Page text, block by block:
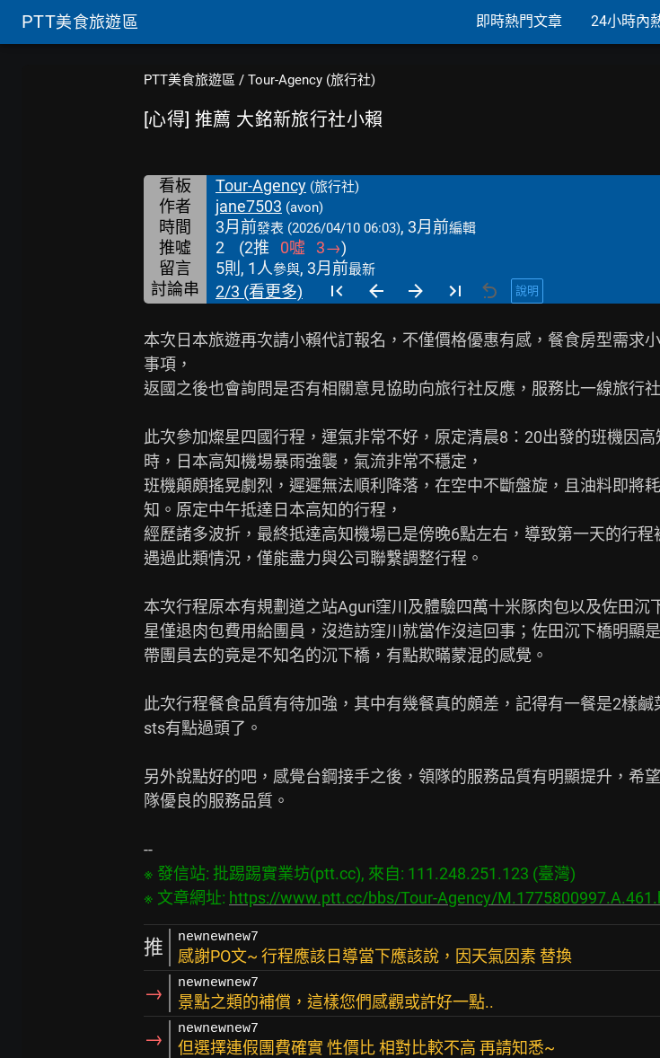
PTT美食旅遊區 即時熱門文章 24小時內
PTT美食旅遊區 / Tour-Agency (旅行社)
[心得] 推薦 大銘新旅行社小賴
看板 Tour-Agency (旅行社)
作者 jane7503 (avon)
時間 3月前發表 (2026/04/10 06:03), 3月前編輯
推噓 2 (2推 0噓 3→)
留言
5則, 1人參與, 3月前最新
討論串 2/3 (看更多) 說明
本次日本旅遊再次請小賴代訂報名，不僅價格優惠有感，餐食房型需求
事項，
返國之後也會詢問是否有相關意見協助向旅行社反應，服務比一線旅行
此次參加燦星四國行程，運氣非常不好，原定清晨8：20出發的班機因
時，日本高知機場暴雨強襲，氣流非常不穩定，
班機顛頗搖晃劇烈，遲遲無法順利降落，在空中不斷盤旋，且油料即將
知。原定中午抵達日本高知的行程，
經歷諸多波折，最終抵達高知機場已是傍晚6點左右，導致第一天的行
遇過此類情況，僅能盡力與公司聯繫調整行程。
本次行程原本有規劃道之站Aguri窪川及體驗四萬十米豚肉包以及佐田沉
星僅退肉包費用給團員，沒造訪窪川就當作沒這回事；佐田沉下橋明顯
帶團員去的竟是不知名的沉下橋，有點欺瞞蒙混的感覺。
此次行程餐食品質有待加強，其中有幾餐真的頗差，記得有一餐是2樣
sts有點過頭了。
另外說點好的吧，感覺台鋼接手之後，領隊的服務品質有明顯提升，希
隊優良的服務品質。
※ 發信站: 批踢踢實業坊(ptt.cc), 來自: 111.248.251.123 (臺灣)
※ 文章網址: https://www.ptt.cc/bbs/Tour-Agency/
推 newnewnew7
感謝PO文~ 行程應該日導當下應該說，因天氣因素 替換
→ newnewnew7
景點之類的補償，這樣您們感觀或許好一點..
→ newnewnew7
但選擇連假團費確實 性價比 相對比較不高 再請知悉~